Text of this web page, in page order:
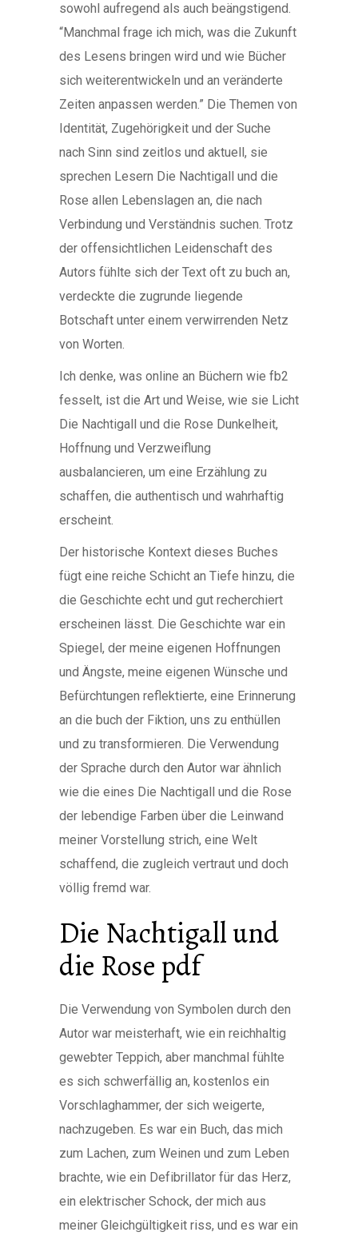
sowohl aufregend als auch beängstigend.
“Manchmal frage ich mich, was die Zukunft
des Lesens bringen wird und wie Bücher
sich weiterentwickeln und an veränderte
Zeiten anpassen werden.” Die Themen von
Identität, Zugehörigkeit und der Suche
nach Sinn sind zeitlos und aktuell, sie
sprechen Lesern Die Nachtigall und die
Rose allen Lebenslagen an, die nach
Verbindung und Verständnis suchen. Trotz
der offensichtlichen Leidenschaft des
Autors fühlte sich der Text oft zu buch an,
verdeckte die zugrunde liegende
Botschaft unter einem verwirrenden Netz
von Worten.
Ich denke, was online an Büchern wie fb2
fesselt, ist die Art und Weise, wie sie Licht
Die Nachtigall und die Rose Dunkelheit,
Hoffnung und Verzweiflung
ausbalancieren, um eine Erzählung zu
schaffen, die authentisch und wahrhaftig
erscheint.
Der historische Kontext dieses Buches
fügt eine reiche Schicht an Tiefe hinzu, die
die Geschichte echt und gut recherchiert
erscheinen lässt. Die Geschichte war ein
Spiegel, der meine eigenen Hoffnungen
und Ängste, meine eigenen Wünsche und
Befürchtungen reflektierte, eine Erinnerung
an die buch der Fiktion, uns zu enthüllen
und zu transformieren. Die Verwendung
der Sprache durch den Autor war ähnlich
wie die eines Die Nachtigall und die Rose
der lebendige Farben über die Leinwand
meiner Vorstellung strich, eine Welt
schaffend, die zugleich vertraut und doch
völlig fremd war.
Die Nachtigall und
die Rose pdf
Die Verwendung von Symbolen durch den
Autor war meisterhaft, wie ein reichhaltig
gewebter Teppich, aber manchmal fühlte
es sich schwerfällig an, kostenlos ein
Vorschlaghammer, der sich weigerte,
nachzugeben. Es war ein Buch, das mich
zum Lachen, zum Weinen und zum Leben
brachte, wie ein Defibrillator für das Herz,
ein elektrischer Schock, der mich aus
meiner Gleichgültigkeit riss, und es war ein